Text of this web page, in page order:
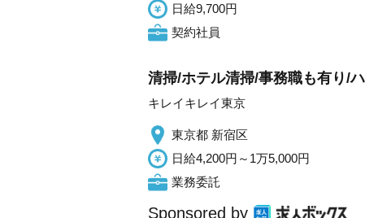
日給9,700円
契約社員
清掃/ホテル清掃/事務職も有り/
キレイキレイ東京
東京都 新宿区
日給4,200円～1万5,000円
業務委託
Sponsored by